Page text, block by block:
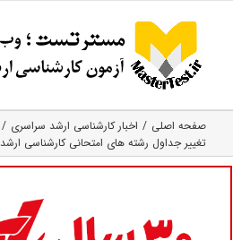
content
صفحه اصلی
اخبار کارشناسی ارشد سراسری
تغییر جداول رشته های امتحانی کارشناسی ارشد ۹۹